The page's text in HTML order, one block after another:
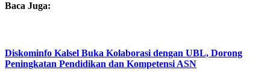
Baca Juga:
Diskominfo Kalsel Buka Kolaborasi dengan UBL, Dorong
Peningkatan Pendidikan dan Kompetensi ASN